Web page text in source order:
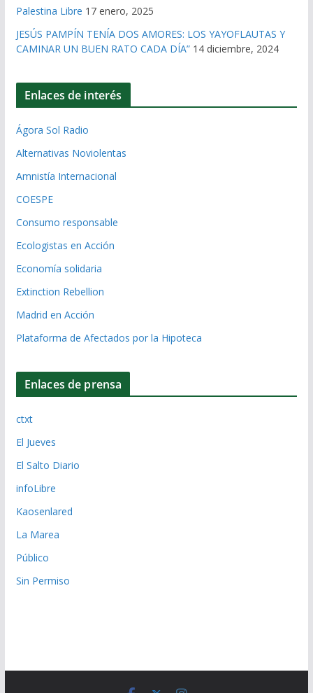
Palestina Libre 17 enero, 2025
JESÚS PAMPÍN TENÍA DOS AMORES: LOS YAYOFLAUTAS Y
CAMINAR UN BUEN RATO CADA DÍA” 14 diciembre, 2024
Enlaces de interés
Ágora Sol Radio
Alternativas Noviolentas
Amnistía Internacional
COESPE
Consumo responsable
Ecologistas en Acción
Economía solidaria
Extinction Rebellion
Madrid en Acción
Plataforma de Afectados por la Hipoteca
Enlaces de prensa
ctxt
El Jueves
El Salto Diario
infoLibre
Kaosenlared
La Marea
Público
Sin Permiso